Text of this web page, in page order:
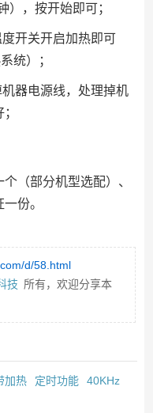
），按开始即可；
开关开启加热即可
统）；
器电源线，处理掉机
（部分机型选配）、
份。
d/58.html
技 所有，欢迎分享本
加热 定时功能
40KHz